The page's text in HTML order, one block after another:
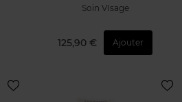
Soin VIsage
125,90 € Ajouter